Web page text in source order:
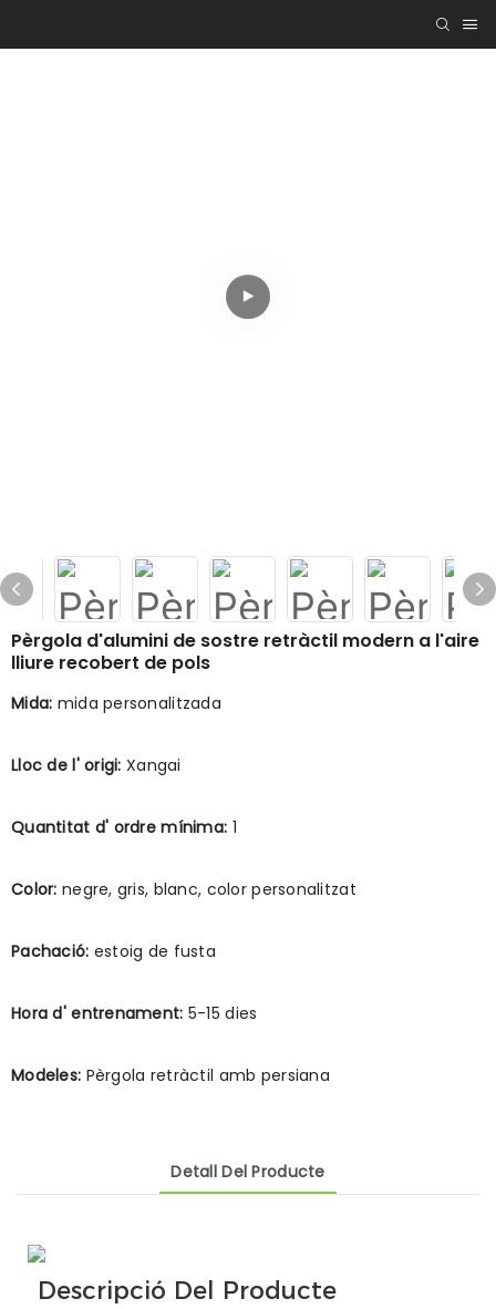
Pèrgola d'alumini de sostre retràctil modern a l'aire
lliure recobert de pols
Mida: mida personalitzada
Lloc de l' origi:Xangai
Quantitat d' ordre mínima: 1
Color: negre, gris, blanc, color personalitzat
Pachació: estoig de fusta
Hora d' entrenament: 5-15 dies
Modeles: Pèrgola retràctil amb persiana
Detall Del Producte
Descripció Del Producte